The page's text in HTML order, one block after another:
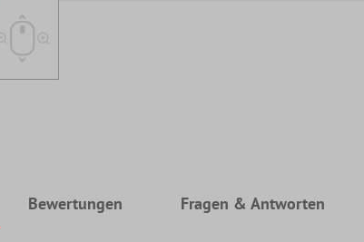
Bewertungen Fragen & Antworten